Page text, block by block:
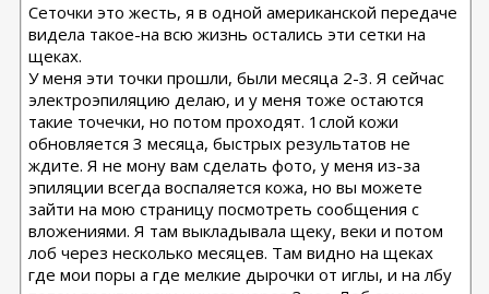
Подумываю еще, может попробовать это убрать с помощью
Profractional- от него таких побочек не было
Сеточки это жесть, я в одной американской передаче
видела такое-на всю жизнь остались эти сетки на
щеках.
У меня эти точки прошли, были месяца 2-3. Я сейчас
электроэпиляцию делаю, и у меня тоже остаются
такие точечки, но потом проходят. 1слой кожи
обновляется 3 месяца, быстрых результатов не
ждите. Я не мону вам сделать фото, у меня из-за
эпиляции всегда воспаляется кожа, но вы можете
зайти на мою страницу посмотреть сообщения с
вложениями. Я там выкладывала щеку, веки и потом
лоб через несколько месяцев. Там видно на щеках
где мои поры а где мелкие дырочки от иглы, и на лбу